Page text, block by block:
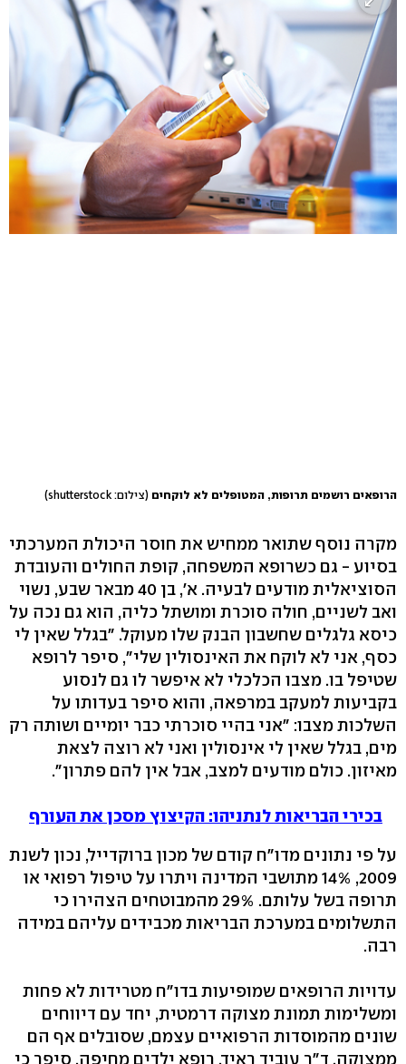
הרופאים רושמים תרופות, המטופלים לא לוקחים (צילום: shutterstock)
מקרה נוסף שתואר ממחיש את חוסר היכולת המערכתי
בסיוע - גם כשרופא המשפחה, קופת החולים והעובדת
הסוציאלית מודעים לבעיה. א', בן 40 מבאר שבע, נשוי
ואב לשניים, חולה סוכרת ומושתל כליה, הוא גם נכה על
כיסא גלגלים שחשבון הבנק שלו מעוקל. "בגלל שאין לי
כסף, אני לא לוקח את האינסולין שלי", סיפר לרופא
שטיפל בו. מצבו הכלכלי לא איפשר לו גם לנסוע
בקביעות למעקב במרפאה, והוא סיפר בעדותו על
השלכות מצבו: "אני בהיי סוכרתי כבר יומיים ושותה רק
מים, בגלל שאין לי אינסולין ואני לא רוצה לצאת
מאיזון. כולם מודעים למצב, אבל אין להם פתרון".
בכירי הבריאות לנתניהו: הקיצוץ מסכן את העורף
על פי נתונים מדו"ח קודם של מכון ברוקדייל, נכון לשנת
2009, 14% מתושבי המדינה ויתרו על טיפול רפואי או
תרופה בשל עלותם. 29% מהמבוטחים הצהירו כי
התשלומים במערכת הבריאות מכבידים עליהם במידה
רבה.
עדויות הרופאים שמופיעות בדו"ח מטרידות לא פחות
ומשלימות תמונת מצוקה דרמטית, יחד עם דיווחים
שונים מהמוסדות הרפואיים עצמם, שסובלים אף הם
ממצוקה. ד"ר עוביד ראיד, רופא ילדים מחיפה, סיפר כי